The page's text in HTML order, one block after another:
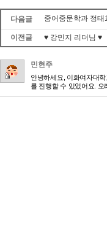
다음글 중어중문학과 정
이전글 ♥ 강민지 리더님 ♥
민현주
안녕하세요, 이화여자대
를 진행할 수 있었어요.